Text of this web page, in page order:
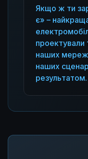
Якщо ж ти
є» –
проектували
наших
наших
результатом.